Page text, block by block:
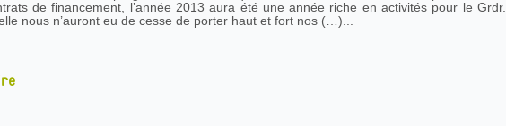
de financement, l’année 2013 aura été une année riche en activités pour le Grdr.
nous n’auront eu de cesse de porter haut et fort nos (…)...